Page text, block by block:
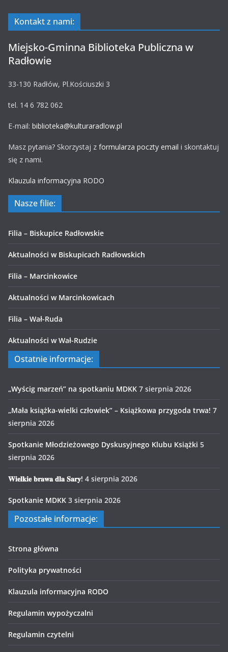
Kontakt z nami:
Miejsko-Gminna Biblioteka Publiczna w
Radłowie
33-130 Radłów, Pl.Kościuszki 3
tel. 14 6 782 062
E-mail: biblioteka@kulturaradlow.pl
Masz pytania? Skorzystaj z formularza poczty email i skontaktuj
się z nami.
Klauzula informacyjna RODO
Nasze filie:
Filia – Biskupice Radłowskie
Aktualności w Biskupicach Radłowskich
Filia – Marcinkowice
Aktualności w Marcinkowicach
Filia – Wał-Ruda
Aktualności w Wał-Rudzie
Ostatnie informacje:
„Wyścig marzeń” na spotkaniu MDKK 7 sierpnia 2026
„Mała książka-wielki człowiek” – Książkowa przygoda trwa! 7
sierpnia 2026
Spotkanie Młodzieżowego Dyskusyjnego Klubu Książki 5
sierpnia 2026
𝐖𝐢𝐞𝐥𝐤𝐢𝐞 𝐛𝐫𝐚𝐰𝐚 𝐝𝐥𝐚 𝐒𝐚𝐫𝐲! 4 sierpnia 2026
Spotkanie MDKK 3 sierpnia 2026
Pozostałe informacje:
Strona główna
Polityka prywatności
Klauzula informacyjna RODO
Regulamin wypożyczalni
Regulamin czytelni